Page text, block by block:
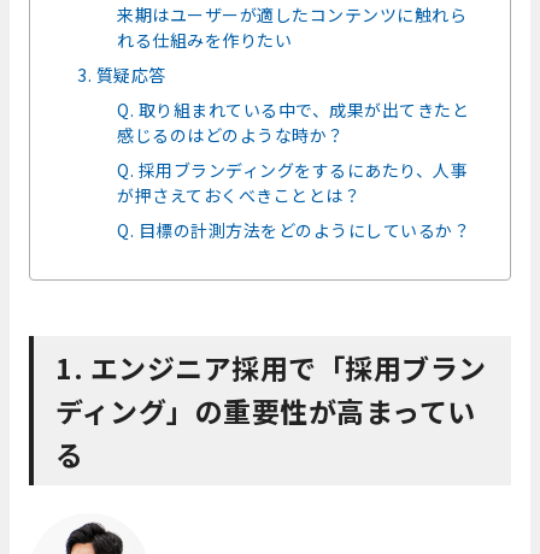
来期はユーザーが適したコンテンツに触れら
れる仕組みを作りたい
3. 質疑応答
Q. 取り組まれている中で、成果が出てきたと
感じるのはどのような時か？
Q. 採用ブランディングをするにあたり、人事
が押さえておくべきこととは？
Q. 目標の計測方法をどのようにしているか？
1. エンジニア採用で「採用ブラン
ディング」の重要性が高まってい
る